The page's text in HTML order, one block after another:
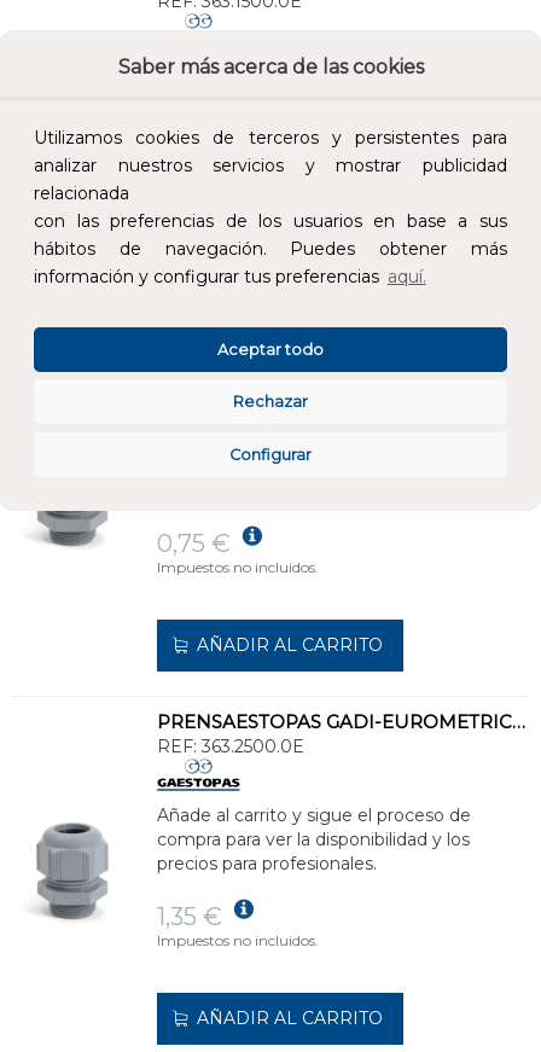
Saber más acerca de las cookies
Utilizamos cookies de terceros y persistentes para
analizar nuestros servicios y mostrar publicidad
relacionada
con las preferencias de los usuarios en base a sus
hábitos de navegación. Puedes obtener más
información y configurar tus preferencias aquí.
Configurar
Rechazar
Aceptar todo
Añade al carrito y sigue el proceso de
0,80 €
AÑADIR AL CARRITO
REF:363.2000.0E
compra para ver la disponibilidad y los
0,75 €
Impuestos no incluidos.
AÑADIR AL CARRITO
PRENSAESTOPAS GADI-EUROMETRIC M25 IP68 POLIAMIDA GRIS
REF: 363.2500.0E
Añade al carrito y sigue el proceso de
compra para ver la disponibilidad y los
precios para profesionales.
1,35 €
Impuestos no incluidos.
AÑADIR AL CARRITO